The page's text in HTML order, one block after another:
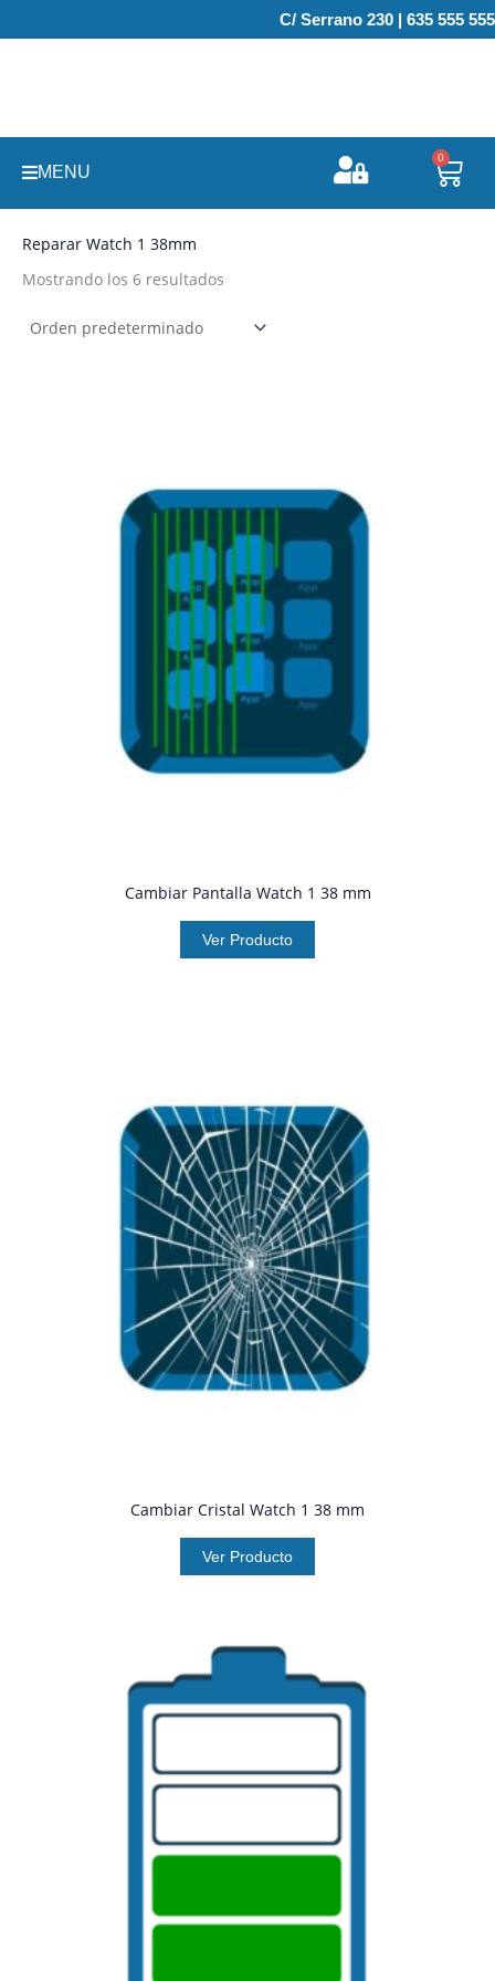
al
C/ Serrano 230 | 635 555 555
MENU
0
Reparar Watch 1 38mm
Mostrando los 6 resultados
Cambiar Pantalla Watch 1 38 mm
Ver Producto
Cambiar Cristal Watch 1 38 mm
Ver Producto